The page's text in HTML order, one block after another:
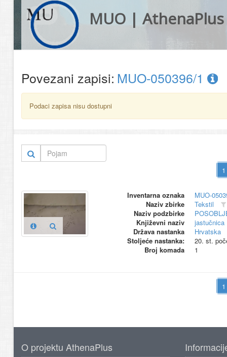
MUO | AthenaPlus
Povezani zapisi: MUO-050396/1
Podaci zapisa nisu dostupni
Inventarna oznaka
MUO-
Naziv zbirke
Tekstil
Naziv podzbirke
Književni naziv
jastučnica
Država nastanka
Hrvatska
Stoljeće nastanka:
20. st.
Broj komada
1
O projektu AthenaPlus